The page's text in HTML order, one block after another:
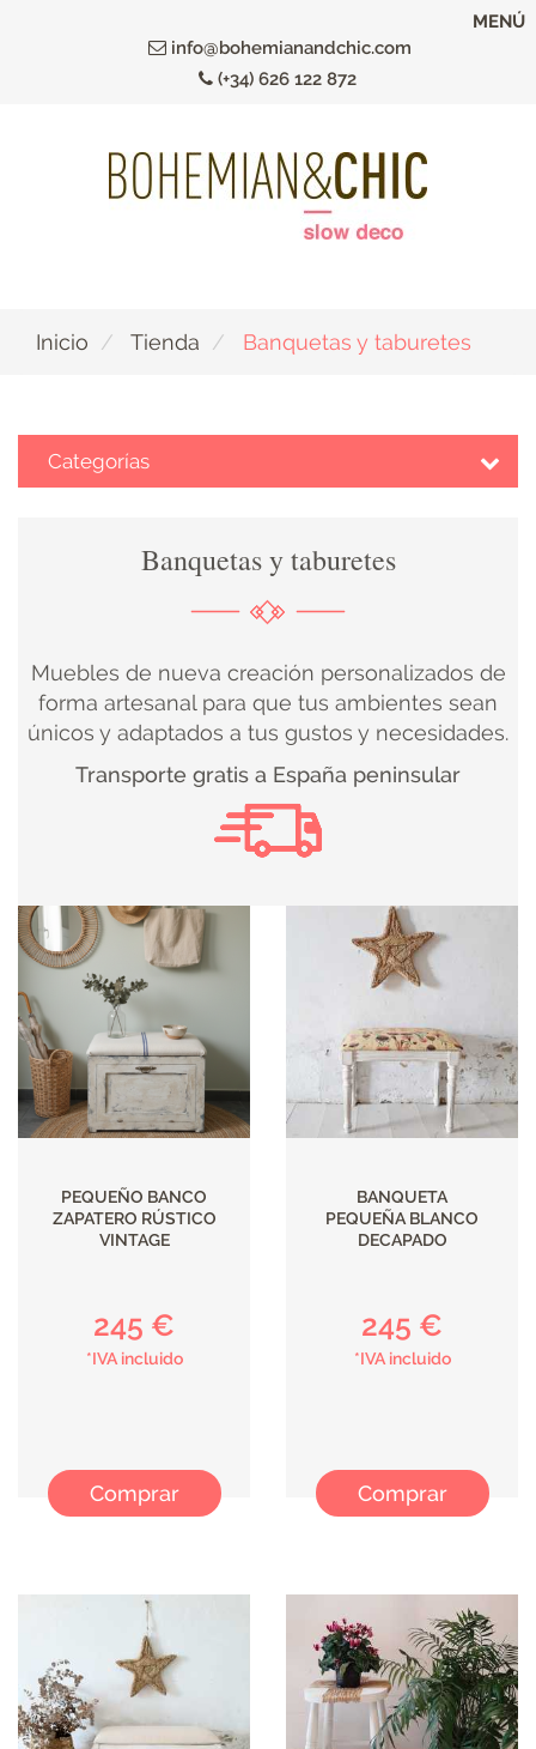
info@bohemianandchic.com
(+34) 626 122 872
MENÚ
Inicio Tienda Banquetas y taburetes
Categorías
DECORACIÓN
DECOBODAS
MUEBLE
NUEVO
ILUMINACIÓN
Banquetas y taburetes
Muebles de nueva creación personalizados de
forma artesanal para que tus ambientes sean
únicos y adaptados a tus gustos y necesidades.
Transporte gratis a España peninsular
PEQUEÑO BANCO
ZAPATERO RÚSTICO
VINTAGE
245 €
*IVA incluido
Comprar
BANQUETA
PEQUEÑA BLANCO
DECAPADO
245 €
*IVA incluido
Comprar